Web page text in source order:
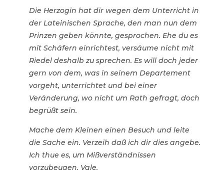
Die Herzogin hat dir wegen dem Unterricht in
der Lateinischen Sprache, den man nun dem
Prinzen geben könnte, gesprochen. Ehe du es
mit Schäfern einrichtest, versäume nicht mit
Riedel deshalb zu sprechen. Es will doch jeder
gern von dem, was in seinem Departement
vorgeht, unterrichtet und bei einer
Veränderung, wo nicht um Rath gefragt, doch
begrüßt sein.
Mache dem Kleinen einen Besuch und leite
die Sache ein. Verzeih daß ich dir dies angebe.
Ich thue es, um Mißverständnissen
vorzubeugen. Vale.